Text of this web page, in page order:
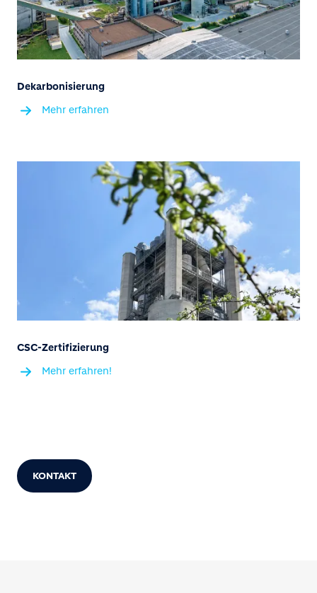
Dekarbonisierung
Mehr erfahren
CSC-Zertifizierung
Mehr erfahren!
KONTAKT